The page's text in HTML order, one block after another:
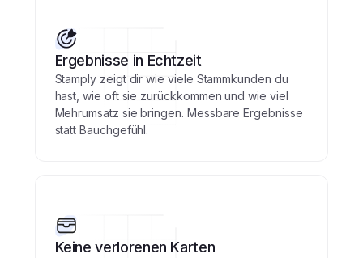
Ergebnisse in Echtzeit
Stamply zeigt dir wie viele Stammkunden du
hast, wie oft sie zurückkommen und wie viel
Mehrumsatz sie bringen. Messbare Ergebnisse
statt Bauchgefühl.
Keine verlorenen Karten